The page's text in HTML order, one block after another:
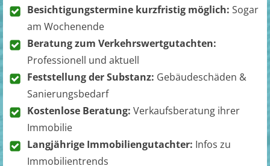
Besichtigungstermine kurzfristig möglich: Sogar
am Wochenende
Beratung zum Verkehrswertgutachten:
Professionell und aktuell
Feststellung der Substanz: Gebäudeschäden &
Sanierungsbedarf
Kostenlose Beratung: Verkaufsberatung ihrer
Immobilie
Langjährige Immobiliengutachter: Infos zu
Immobilientrends